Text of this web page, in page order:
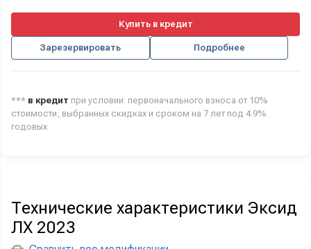
Купить в кредит
Зарезервировать Подробнее
*** в кредит при условии: первоначального взноса от 10%
стоимости, выбранных скидках и сроком на 7 лет под 4.9%
годовых
Технические характеристики Эксид
ЛХ 2023